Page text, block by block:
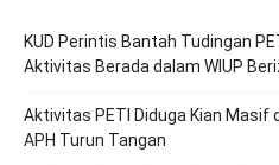
KUD Perintis Bantah Tudingan
Aktivitas Berada dalam WIUP
Aktivitas PETI Diduga Kian Masif
APH Turun Tangan